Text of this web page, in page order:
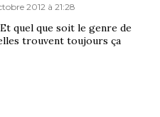
2012 à 21:28
quel que soit le genre de
trouvent toujours ça